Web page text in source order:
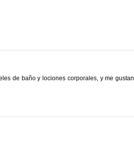
de baño y lociones corporales, y me gustan